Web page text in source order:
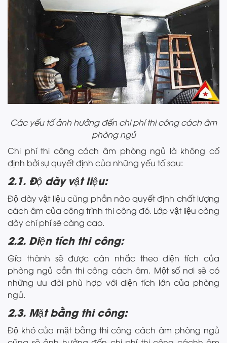
Các yếu tố ảnh hưởng đến chi phí thi công cách âm
phòng ngủ
Chi phí thi công cách âm phòng ngủ là không cố
định bởi sự quyết định của những yếu tố sau:
2.1. Độ dày vật liệu:
Độ dày vật liệu cũng phần nào quyết định chất lượng
cách âm của công trình thi công đó. Lớp vật liệu càng
dày chí phí sẽ càng cao.
2.2. Diện tích thi công:
Gía thành sẽ được cân nhắc theo diện tích của
phòng ngủ cần thi công cách âm. Một số nơi sẽ có
những ưu đãi phù hợp với diện tích lớn của phòng
ngủ.
2.3. Mặt bằng thi công:
Độ khó của mặt bằng thi công cách âm phòng ngủ